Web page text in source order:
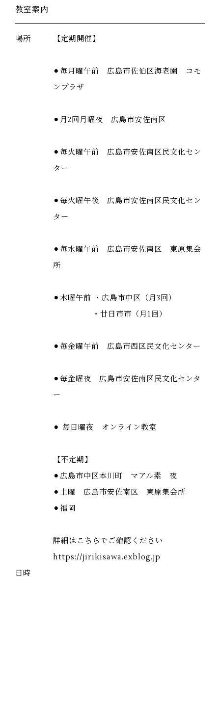
教室案内
場所 【定期開催】
⚫︎毎月曜午前 広島市佐伯区海老園 コモ
ンプラザ
⚫︎月2回月曜夜 広島市安佐南区
⚫︎毎火曜午前 広島市安佐南区民文化セン
ター
⚫︎毎火曜午後 広島市安佐南区民文化セン
ター
⚫︎毎水曜午前 広島市安佐南区 東原集会
所
⚫︎木曜午前 ・広島市中区（月3回）
・廿日市市（月1回）
⚫︎毎金曜午前 広島市西区民文化センター
⚫︎毎金曜夜 広島市安佐南区民文化センタ
ー
⚫︎ 毎日曜夜 オンライン教室
【不定期】
⚫︎広島市中区本川町 マアル素 夜
⚫︎土曜 広島市安佐南区 東原集会所
⚫︎福岡
詳細はこちらでご確認ください
https://jirikisawa.exblog.jp
日時